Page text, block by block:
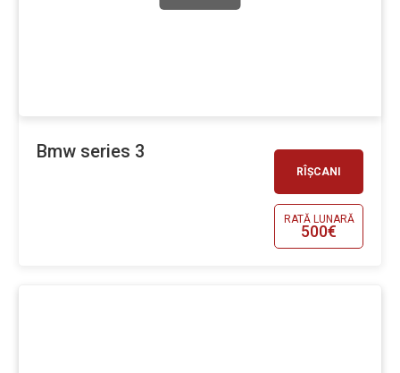
RÎȘCANI
RATĂ LUNARĂ
500€
Bmw series 3